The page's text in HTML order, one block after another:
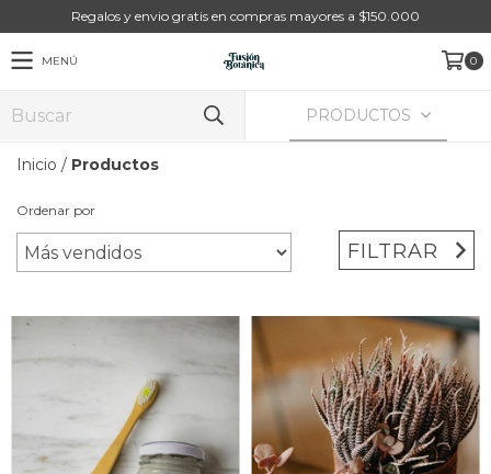
Regalos y envio gratis en compras mayores a $150.000
MENÚ 0
PRODUCTOS
Inicio / Productos
Ordenar por
FILTRAR